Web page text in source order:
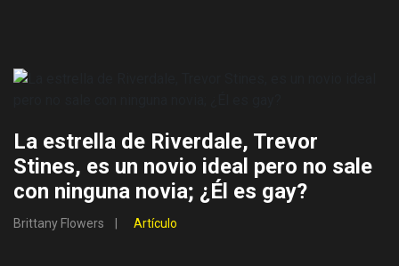
La estrella de Riverdale, Trevor
Stines, es un novio ideal pero no sale
con ninguna novia; ¿Él es gay?
Brittany Flowers Artículo